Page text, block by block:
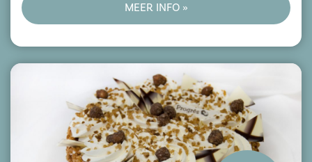
MEER INFO »